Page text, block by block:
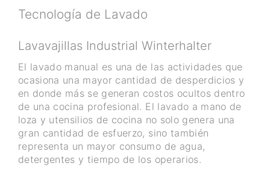
Tecnología de Lavado
Lavavajillas Industrial Winterhalter
El lavado manual es una de las actividades que
ocasiona una mayor cantidad de desperdicios y
en donde más se generan costos ocultos dentro
de una cocina profesional. El lavado a mano de
loza y utensilios de cocina no solo genera una
gran cantidad de esfuerzo, sino también
representa un mayor consumo de agua,
detergentes y tiempo de los operarios.